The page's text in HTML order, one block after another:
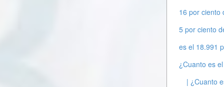
16 por ciento
5 por ciento
es el 18.991
¿Cuanto es
| ¿Cuanto